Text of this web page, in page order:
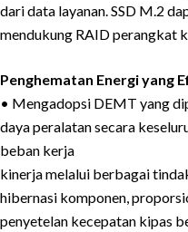
dari data layanan. SSD M.2
mendukung RAID perangkat
Penghematan Energi yang
• Mengadopsi DEMT yang
daya peralatan secara
beban kerja
kinerja melalui berbagai
hibernasi komponen,
penyetelan kecepatan kipas